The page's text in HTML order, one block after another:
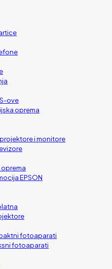
ove
oprema
projektore i monitore
EPSON
fotoaparati
fotoaparati